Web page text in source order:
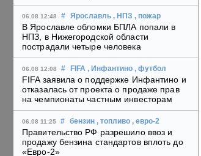
06.08 12:48 # Ярославль , НПЗ , пожар
В Ярославле обломки БПЛА попали в
НПЗ, в Нижегородской области
пострадали четыре человека
06.08 12:08 # FIFA , Инфантино , футбол
FIFA заявила о поддержке Инфантино и
отказалась от проекта о продаже прав
на чемпионаты частным инвесторам
06.08 11:25 # бензин , топливо , евро-2
Правительство РФ разрешило ввоз и
продажу бензина стандартов вплоть до
«Евро-2»